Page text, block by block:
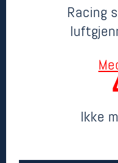
Racing
Ikke
699,-